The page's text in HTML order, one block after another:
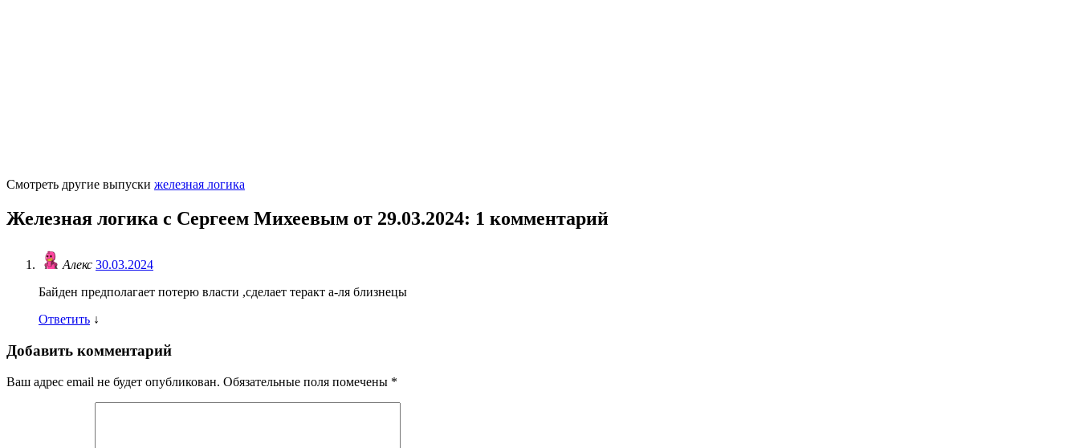
Смотреть другие выпуски железная логика
Железная логика с Сергеем Михеевым от 29.03.2024: 1 комментарий
Алекс 30.03.2024
Байден предполагает потерю власти ,сделает теракт а-ля близнецы
Ответить ↓
Добавить комментарий
Ваш адрес email не будет опубликован. Обязательные поля помечены *